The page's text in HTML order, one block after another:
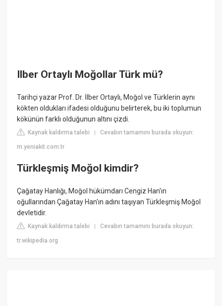
Ilber Ortaylı Moğollar Türk mü?
Tarihçi yazar Prof. Dr. İlber Ortaylı, Moğol ve Türklerin aynı
kökten oldukları ifadesi olduğunu belirterek, bu iki toplumun
kökünün farklı olduğunun altını çizdi.
Kaynak kaldırma talebi |Cevabın tamamını burada okuyun:
m.yeniakit.com.tr
Türkleşmiş Moğol kimdir?
Çağatay Hanlığı, Moğol hükümdarı Cengiz Han'ın
oğullarından Çağatay Han'ın adını taşıyan Türkleşmiş Moğol
devletidir.
Kaynak kaldırma talebi |Cevabın tamamını burada okuyun:
tr.wikipedia.org